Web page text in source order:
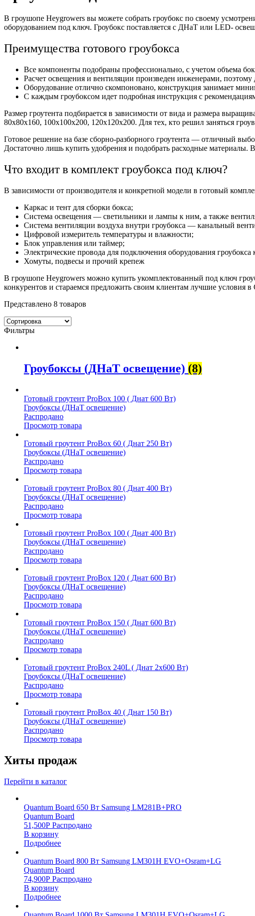
В гроушопе Heygrowers вы можете собрать гроубокс по своему
оборудованием под ключ. Гроубокс поставляется с ДНаТ или LED-
Преимущества готового гроубокса
Все компоненты подобраны профессионально, с учетом объема
Расчет освещения и вентиляции произведен инженерами,
Оборудование отлично скомпоновано, конструкция занимает
С каждым гроубоксом идет подробная инструкция с
Размер гроутента подбирается в зависимости от вида и размера
80х80х160, 100х100х200, 120х120х200. Для тех, кто решил заняться
Готовое решение на базе сборно-разборного гроутента — отличный
Достаточно лишь купить удобрения и подобрать расходные материалы.
Что входит в комплект гроубокса под ключ?
В зависимости от производителя и конкретной модели в готовый
Каркас и тент для сборки бокса;
Система освещения — светильники и лампы к ним, а также
Система вентиляции воздуха внутри гроубокса — канальный
Цифровой измеритель температуры и влажности;
Блок управления или таймер;
Электрические провода для подключения оборудования гроубокса
Хомуты, подвесы и прочий крепеж
В гроушопе Heygrowers можно купить укомплектованный под ключ
конкурентов и стараемся предложить своим клиентам лучшие условия в
Представлено 8 товаров
Фильтры
Гроубоксы (ДНаТ освещение) (8)
Готовый гроутент ProBox 100 ( Днат 600 Вт)
Гроубоксы (ДНаТ освещение)
Распродано
Просмотр товара
Готовый гроутент ProBox 60 ( Днат 250 Вт)
Гроубоксы (ДНаТ освещение)
Распродано
Просмотр товара
Готовый гроутент ProBox 80 ( Днат 400 Вт)
Гроубоксы (ДНаТ освещение)
Распродано
Просмотр товара
Готовый гроутент ProBox 100 ( Днат 400 Вт)
Гроубоксы (ДНаТ освещение)
Распродано
Просмотр товара
Готовый гроутент ProBox 120 ( Днат 600 Вт)
Гроубоксы (ДНаТ освещение)
Распродано
Просмотр товара
Готовый гроутент ProBox 150 ( Днат 600 Вт)
Гроубоксы (ДНаТ освещение)
Распродано
Просмотр товара
Готовый гроутент ProBox 240L ( Днат 2х600 Вт)
Гроубоксы (ДНаТ освещение)
Распродано
Просмотр товара
Готовый гроутент ProBox 40 ( Днат 150 Вт)
Гроубоксы (ДНаТ освещение)
Распродано
Просмотр товара
Хиты продаж
Перейти в каталог
Quantum Board 650 Вт Samsung LM281B+PRO
Quantum Board
51,500Р Распродано
В корзину
Подробнее
Quantum Board 800 Вт Samsung LM301H EVO+Osram+LG
Quantum Board
74,900Р Распродано
В корзину
Подробнее